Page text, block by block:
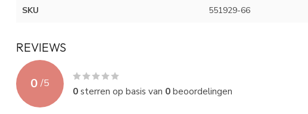
SKU 551929-66
REVIEWS
0 /5
0sterren op basis van 0beoordelingen